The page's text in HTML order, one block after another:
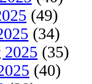
(49)
(34)
2025 (35)
(40)